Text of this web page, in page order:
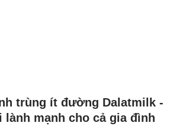
trùng ít đường Dalatmilk -
mạnh cho cả gia đình